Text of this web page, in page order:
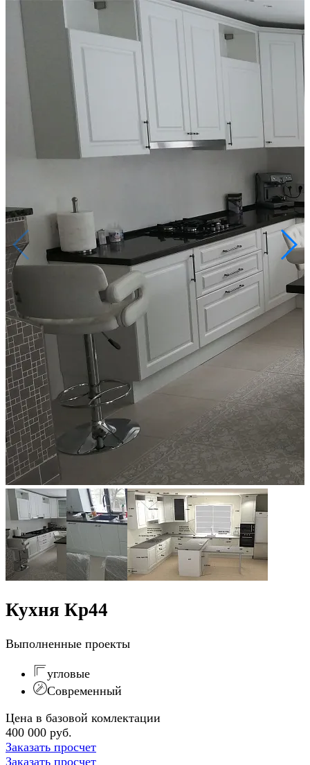
Кухня Кр44
Выполненные проекты
угловые
Современный
Цена в базовой комлектации
400 000 руб.
Заказать просчет
Заказать просчет